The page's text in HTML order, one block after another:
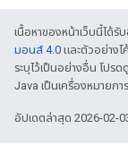
เนื้อหาของหน้าเว็บนี้ได้รั
มอนส์ 4.0 และตัวอย่าง
ระบุไว้เป็นอย่างอื่น โปรด
Java เป็นเครื่องหมายก
อัปเดตล่าสุด 2026-02-